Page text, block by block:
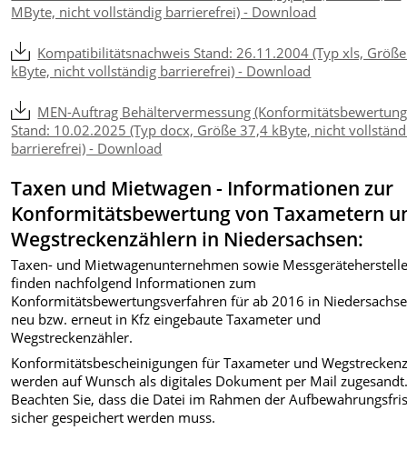
MByte, nicht vollständig barrierefrei) - Download
Kompatibilitätsnachweis Stand: 26.11.2004 (Typ xls,
kByte, nicht vollständig barrierefrei) - Download
MEN-Auftrag Behältervermessung
Stand: 10.02.2025 (Typ docx, Größe 37,4 kByte, nicht
barrierefrei) - Download
Taxen und Mietwagen - Informationen zur
Konformitätsbewertung von Taxametern
Wegstreckenzählern in Niedersachsen:
Taxen- und Mietwagenunternehmen sowie
finden nachfolgend Informationen zum
Konformitätsbewertungsverfahren für ab 2016 in
neu bzw. erneut in Kfz eingebaute Taxameter und
Wegstreckenzähler.
Konformitätsbescheinigungen für Taxameter und
werden auf Wunsch als digitales Dokument per Mail
Beachten Sie, dass die Datei im Rahmen der
sicher gespeichert werden muss.